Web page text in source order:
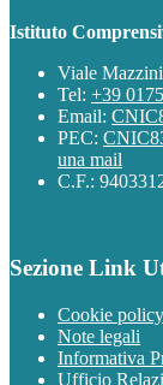
Istituto
Viale
Tel: +39
Email:
PEC:
una mail
C.F.:
Sezione Link
Cookie policy
Note legali
Informativa
Ufficio